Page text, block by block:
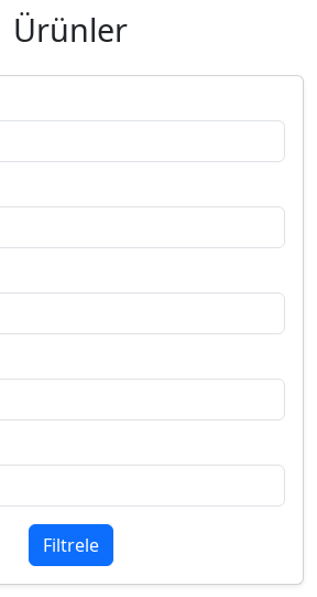
Ürünler
Filtrele